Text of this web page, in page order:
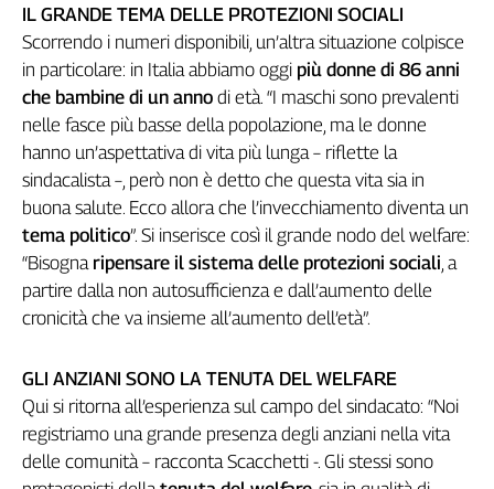
Trentino
Umbria
Valle
D'Aosta
Veneto
Archivio
Storico
1955-
2014
Cerca
Contatti
La
redazione
IL GRANDE TEMA DELLE PROTEZIONI SOCIALI
Scorrendo i numeri disponibili, un’altra situazione colpisce
in particolare: in Italia abbiamo oggi più donne di 86 anni
che bambine di un anno di età. “I maschi sono prevalenti
nelle fasce più basse della popolazione, ma le donne
hanno un’aspettativa di vita più lunga – riflette la
sindacalista –, però non è detto che questa vita sia in
buona salute. Ecco allora che l’invecchiamento diventa un
tema politico”. Si inserisce così il grande nodo del welfare:
“Bisogna ripensare il sistema delle protezioni sociali , a
partire dalla non autosufficienza e dall’aumento delle
cronicità che va insieme all’aumento dell’età”.
GLI ANZIANI SONO LA TENUTA DEL WELFARE
Qui si ritorna all’esperienza sul campo del sindacato: “Noi
registriamo una grande presenza degli anziani nella vita
delle comunità – racconta Scacchetti -. Gli stessi sono